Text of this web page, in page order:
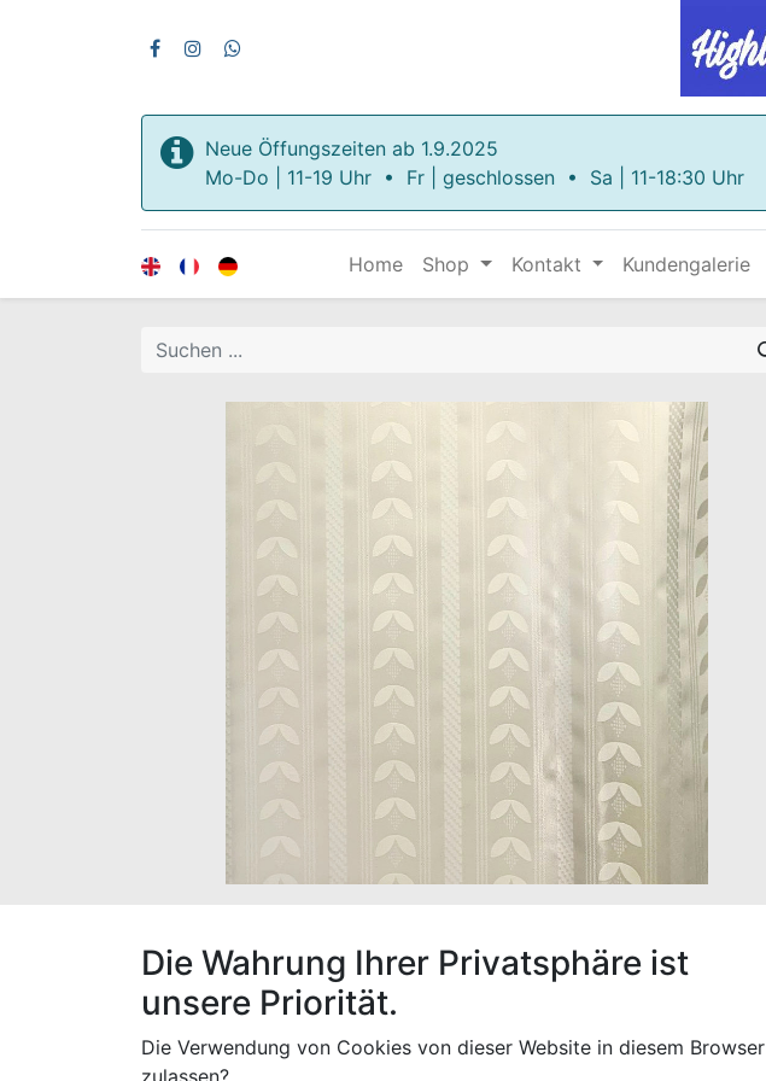
Neue Öffungszeiten ab 1.9.2025
Mo-Do | 11-19 Uhr • Fr | geschlossen • Sa | 11-18:30 Uhr
Home Shop Kontakt Kundengalerie
Spezifikationen
Die Wahrung Ihrer Privatsphäre ist
unsere Priorität.
Die Verwendung von Cookies von dieser Website in diesem Browser
zulassen?